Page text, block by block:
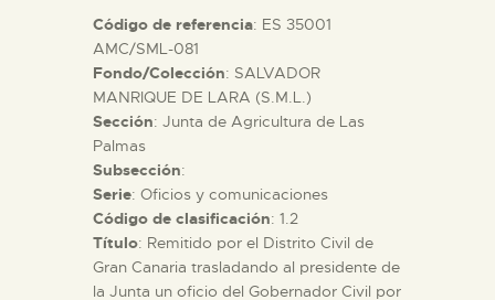
█
EL MUSEO
COLECCIONES
DIDÁCTICA
Código de referencia: ES 35001
AMC/SML-081
Fondo/Colección: SALVADOR
MANRIQUE DE LARA (S.M.L.)
Sección: Junta de Agricultura de Las
Palmas
Subsección:
Serie: Oficios y comunicaciones
Código de clasificación: 1.2
Título: Remitido por el Distrito Civil de
Gran Canaria trasladando al presidente de
la Junta un oficio del Gobernador Civil por